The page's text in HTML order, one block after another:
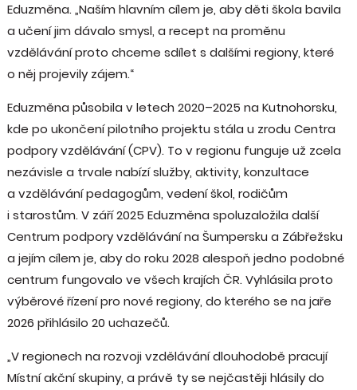
Eduzměna. „Naším hlavním cílem je, aby děti škola bavila
a učení jim dávalo smysl, a recept na proměnu
vzdělávání proto chceme sdílet s dalšími regiony, které
o něj projevily zájem.“
Eduzměna působila v letech 2020–2025 na Kutnohorsku,
kde po ukončení pilotního projektu stála u zrodu Centra
podpory vzdělávání (CPV). To v regionu funguje už zcela
nezávisle a trvale nabízí služby, aktivity, konzultace
a vzdělávání pedagogům, vedení škol, rodičům
i starostům. V září 2025 Eduzměna spoluzaložila další
Centrum podpory vzdělávání na Šumpersku a Zábřežsku
a jejím cílem je, aby do roku 2028 alespoň jedno podobné
centrum fungovalo ve všech krajích ČR. Vyhlásila proto
výběrové řízení pro nové regiony, do kterého se na jaře
2026 přihlásilo 20 uchazečů.
„V regionech na rozvoji vzdělávání dlouhodobě pracují
Místní akční skupiny, a právě ty se nejčastěji hlásily do